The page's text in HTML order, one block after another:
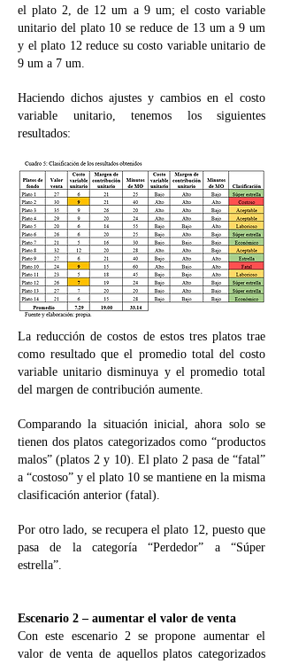
el plato 2, de 12 um a 9 um; el costo variable
unitario del plato 10 se reduce de 13 um a 9 um
y el plato 12 reduce su costo variable unitario de
9 um a 7 um.
Haciendo dichos ajustes y cambios en el costo
variable unitario, tenemos los siguientes
resultados:
La reducción de costos de estos tres platos trae
como resultado que el promedio total del costo
variable unitario disminuya y el promedio total
del margen de contribución aumente.
Comparando la situación inicial, ahora solo se
tienen dos platos categorizados como “productos
malos” (platos 2 y 10). El plato 2 pasa de “fatal”
a “costoso” y el plato 10 se mantiene en la misma
clasificación anterior (fatal).
Por otro lado, se recupera el plato 12, puesto que
pasa de la categoría “Perdedor” a “Súper
estrella”.
Escenario 2 – aumentar el valor de venta
Con este escenario 2 se propone aumentar el
valor de venta de aquellos platos categorizados